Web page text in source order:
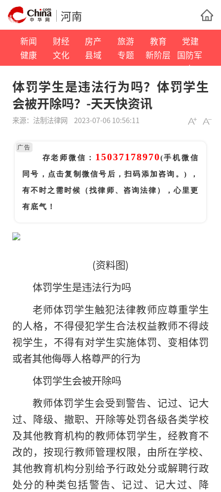
河南
新闻 财经 房产 旅游 教育
党建
健康
文化 县域 专题 新阶层
国防军
事
体罚学生是违法行为吗？体罚学生
会被开除吗？-天天快资讯
来源： 法制法律网 2023-07-06 10:56:11
存老师微信： 15037178970(手机微信
同号，点击复制微信号后，扫码添加咨询。) ，
有不时之需时候（找律师、咨询法律），心里更
有底气！
广告
(资料图)
体罚学生是违法行为吗
老师体罚学生触犯法律教师应尊重学生
的人格，不得侵犯学生合法权益教师不得歧
视学生，不得有对学生实施体罚、变相体罚
或者其他侮辱人格尊严的行为
体罚学生会被开除吗
教师体罚学生会受到警告、记过、记大
过、降级、撤职、开除等处罚各级各类学校
及其他教育机构的教师体罚学生，经教育不
改的，按现行教师管理权限，由所在学校、
其他教育机构分别给予行政处分或解聘行政
处分的种类包括警告、记过、记大过、降